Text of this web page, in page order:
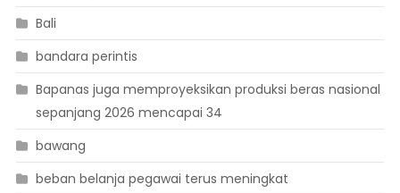
Bali
bandara perintis
Bapanas juga memproyeksikan produksi beras nasional
sepanjang 2026 mencapai 34
bawang
beban belanja pegawai terus meningkat